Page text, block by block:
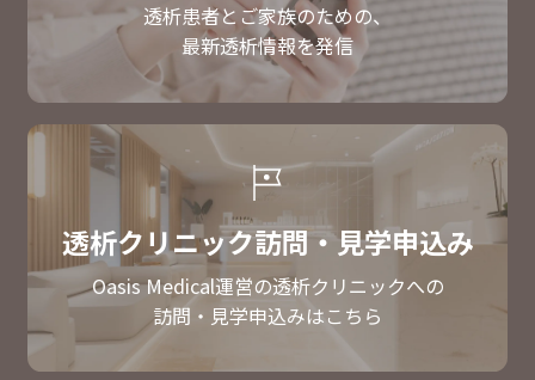
透析患者とご家族のための、
最新透析情報を発信
透析クリニック訪問・見学申込み
Oasis Medical運営の透析クリニックへの
訪問・見学申込みはこちら